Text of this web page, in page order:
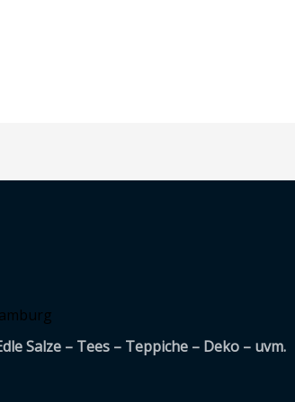
Salze – Tees – Teppiche – Deko – uvm.